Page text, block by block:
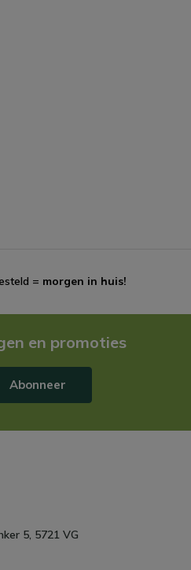
= morgen in huis!
en promoties
Abonneer
5, 5721 VG